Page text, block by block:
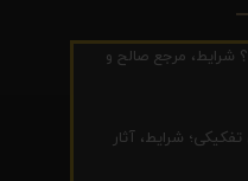
مرجع صالح و
شرایط، آثار